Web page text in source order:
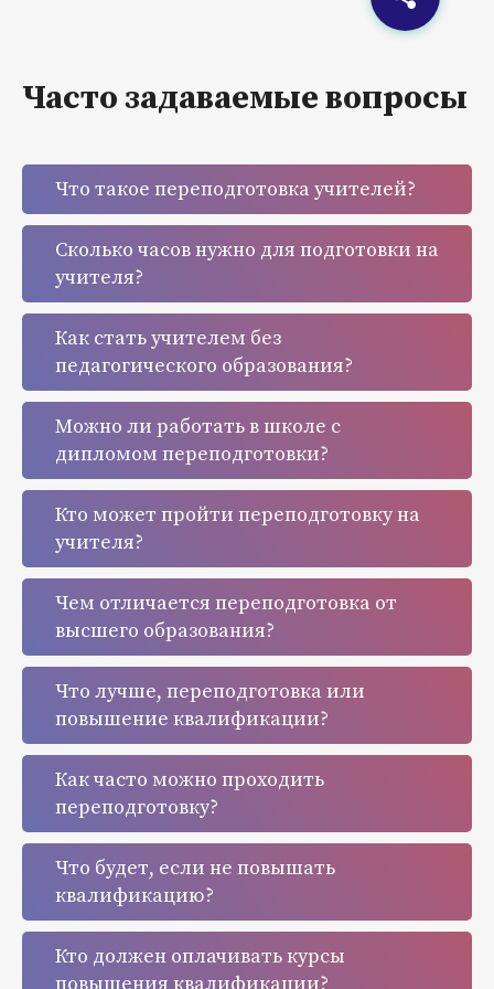
Часто задаваемые вопросы
Что такое переподготовка учителей?
Сколько часов нужно для подготовки на
учителя?
Как стать учителем без
педагогического образования?
Можно ли работать в школе с
дипломом переподготовки?
Кто может пройти переподготовку на
учителя?
Чем отличается переподготовка от
высшего образования?
Что лучше, переподготовка или
повышение квалификации?
Как часто можно проходить
переподготовку?
Что будет, если не повышать
квалификацию?
Кто должен оплачивать курсы